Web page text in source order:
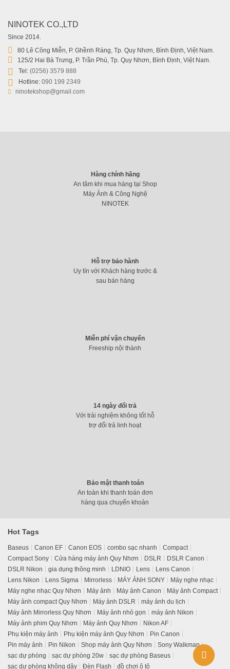
NINOTEK CO.,LTD
Since 2014.
80 Lê Công Miễn, P. Ghềnh Ráng, Tp. Quy Nhơn, Bình Định, Việt Nam.
125/2 Hai Bà Trưng, P. Trần Phú, Tp. Quy Nhơn, Bình Định, Việt Nam.
Tel: (0256) 3579 888
Hotline: 090 199 2349
ninotekshop@gmail.com
Hàng chính hãng
An tâm khi mua hàng tại Shop
Máy Ảnh & Công Nghệ
NINOTEK
Hỗ trợ bảo hành
Uy tín với Khách hàng trước &
sau bán hàng
Miễn phí vận chuyển
Freeship nội thành
14 ngày đổi trả
Với trải nghiệm không tốt hỗ
trợ đổi trả linh hoạt
Bảo mật thanh toán
An toàn khi thanh toán đơn
hàng qua chuyển khoản
Hot Tags
Baseus Canon EF Canon EOS combo sạc nhanh
Compact
Compact Sony
Cửa hàng máy ảnh Quy Nhơn DSLR
DSLR Canon
DSLR Nikon
gia dụng thông minh LDNIO Lens
Lens Canon
Lens Nikon
Lens Sigma Mirrorless MÁY ẢNH SONY
Máy nghe nhạc
Máy nghe nhạc Quy Nhơn
Máy ảnh Máy ảnh Canon
Máy ảnh Compact
Máy ảnh compact Quy Nhơn
Máy ảnh DSLR
máy ảnh du lịch
Máy ảnh Mirrorless Quy Nhơn
Máy ảnh nhỏ gọn
máy ảnh Nikon
Máy ảnh phim Quy Nhơn
Máy ảnh Quy Nhơn
Nikon AF
Phụ kiện máy ảnh
Phụ kiện máy ảnh Quy Nhơn
Pin Canon
Pin máy ảnh
Pin Nikon Shop máy ảnh Quy Nhơn
Sony Walkman
sạc dự phòng
sạc dự phòng 20w
sạc dự phòng Baseus
sạc dự phòng không dây
Đèn Flash đồ chơi ô tô